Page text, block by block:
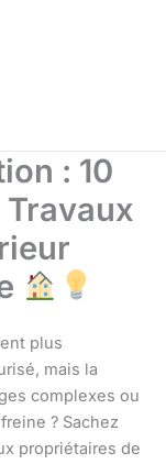
: 10
plus
mais la
complexes ou
? Sachez
propriétaires de